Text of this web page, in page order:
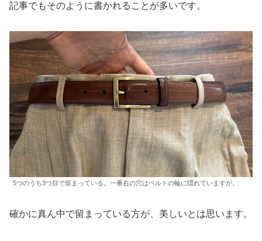
記事でもそのように書かれることが多いです。
5つのうち3つ目で留まっている。一番右の穴はベルトの輪に隠れていますが。
確かに真ん中で留まっている方が、美しいとは思います。